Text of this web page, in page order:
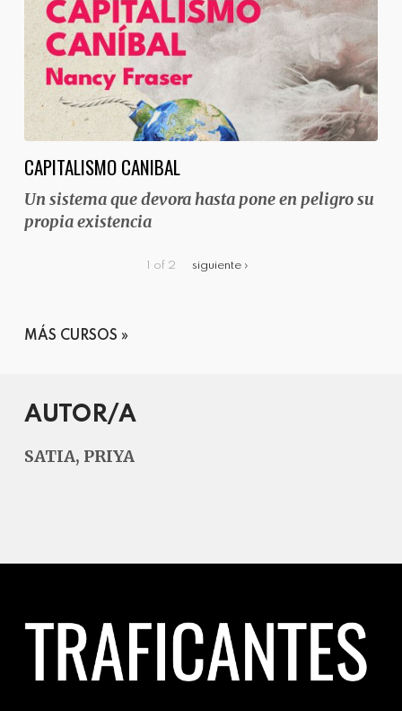
CAPITALISMO CANIBAL
Un sistema que devora hasta pone en peligro su
propia existencia
1 of 2 siguiente ›
MÁS CURSOS
AUTOR/A
SATIA, PRIYA